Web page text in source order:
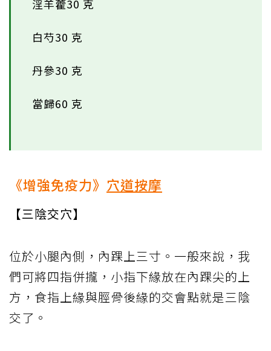
淫羊藿30 克
白芍30 克
丹參30 克
當歸60 克
《增強免疫力》 穴道按摩
【三陰交穴】
位於小腿內側，內踝上三寸。一般來說，我
們可將四指併攏，小指下緣放在內踝尖的上
方，食指上緣與脛骨後緣的交會點就是三陰
交了。